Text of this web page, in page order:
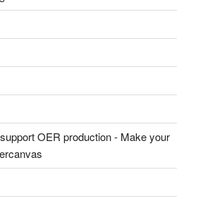
OER production - Make your